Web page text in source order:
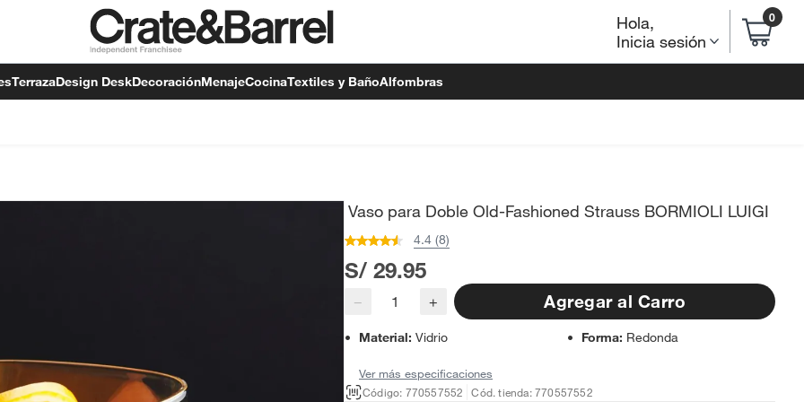
Hola,
Inicia sesión
0
TerrazaDesign DeskDecoraciónMenajeCocinaTextiles y BañoAlfombras
Vaso para Doble Old-Fashioned Strauss BORMIOLI LUIGI
4.4 (8)
S/ 29.95
− + Agregar al Carro
Material: Vidrio Forma: Redonda
Ver más especificaciones
Código: 770557552
Cód. tienda: 770557552